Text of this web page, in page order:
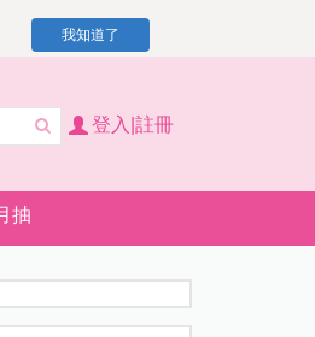
我知道了
登入|註冊
抽